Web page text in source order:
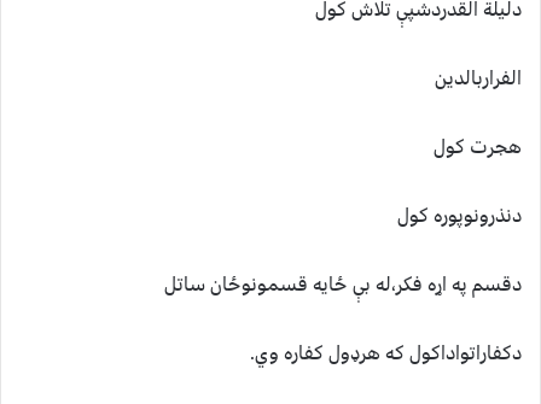
دليلة القدردشپې تلاش کول
الفراربالدين
هجرت کول
دنذرونوپوره کول
دقسم په اړه فکر،له بې ځايه قسمونوځان ساتل
دکفاراتواداکول که هرډول کفاره وي.